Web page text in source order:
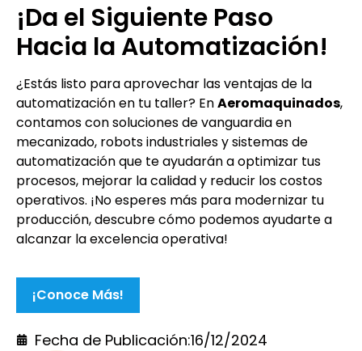
¡Da el Siguiente Paso
Hacia la Automatización!
¿Estás listo para aprovechar las ventajas de la
automatización en tu taller? EnAeromaquinados,
contamos con soluciones de vanguardia en
mecanizado, robots industriales y sistemas de
automatización que te ayudarán a optimizar tus
procesos, mejorar la calidad y reducir los costos
operativos. ¡No esperes más para modernizar tu
producción, descubre cómo podemos ayudarte a
alcanzar la excelencia operativa!
¡Conoce Más!
Fecha de Publicación:16/12/2024